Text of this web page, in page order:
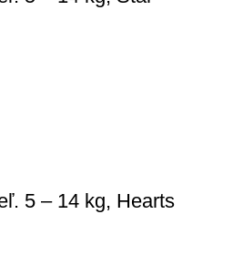
5 – 14 kg, Hearts